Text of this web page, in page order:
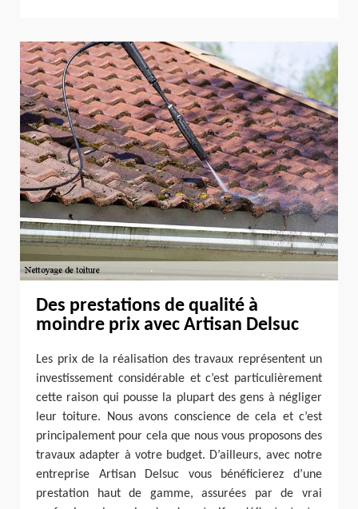
Des prestations de qualité à
moindre prix avec Artisan Delsuc
Les prix de la réalisation des travaux représentent un
investissement considérable et c’est particulièrement
cette raison qui pousse la plupart des gens à négliger
leur toiture. Nous avons conscience de cela et c’est
principalement pour cela que nous vous proposons des
travaux adapter à votre budget. D’ailleurs, avec notre
entreprise Artisan Delsuc vous bénéficierez d’une
prestation haut de gamme, assurées par de vrai